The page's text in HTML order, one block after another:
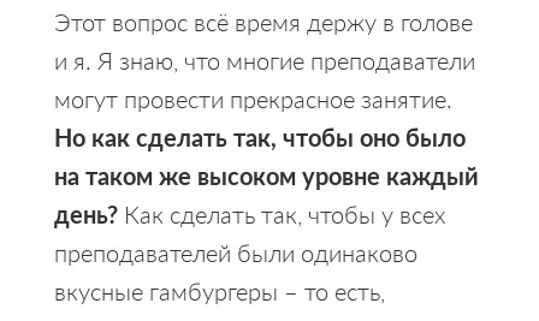
Этот вопрос всё время держу в голове
и я. Я знаю, что многие преподаватели
могут провести прекрасное занятие.
Но как сделать так, чтобы оно было
на таком же высоком уровне каждый
день?Как сделать так, чтобы у всех
преподавателей были одинаково
вкусные гамбургеры – то есть,